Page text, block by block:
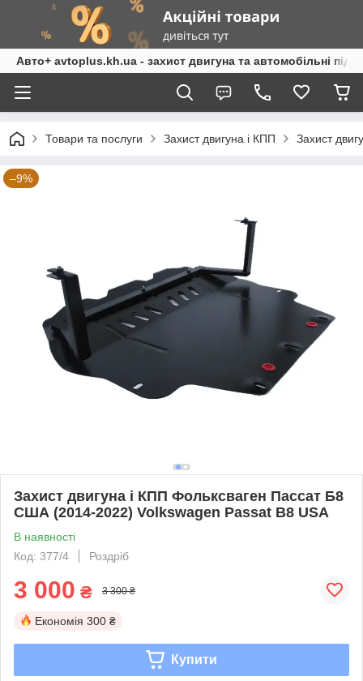
Авто+ avtoplus.kh.ua - захист двигуна та автомобільні
Товари та послуги Захист двигуна і КПП Захист
–9%
Захист двигуна і КПП Фольксваген Пассат Б8
США (2014-2022) Volkswagen Passat В8 USА
В наявності
Код: 377/4
Роздріб
3 000 ₴ 3 300 ₴
Економія 300 ₴
Купити